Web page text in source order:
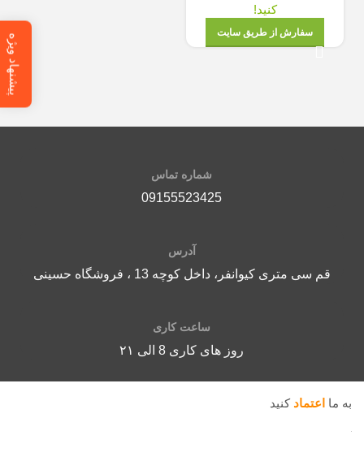
کنید!
سفارش از طریق سایت
شماره تماس
09155523425
آدرس
قم سی متری کیوانفر، داخل کوچه 13 ، فروشگاه حسینی
ساعت کاری
روز های کاری 8 الی ۲۱
به ما اعتماد کنید
پیشنهاد ویژه